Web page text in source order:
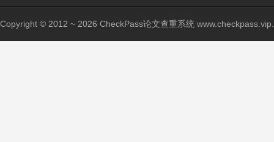
Copyright © 2012 ~ 2026 CheckPass论文查重系统